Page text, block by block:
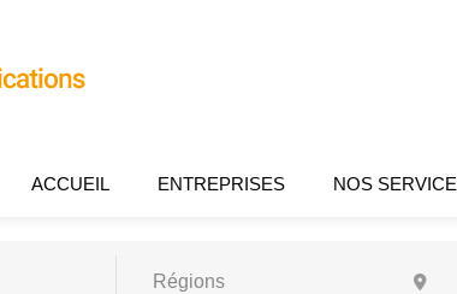
ACCUEIL ENTREPRISES NOS